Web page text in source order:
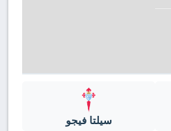
سيلتا فيجو